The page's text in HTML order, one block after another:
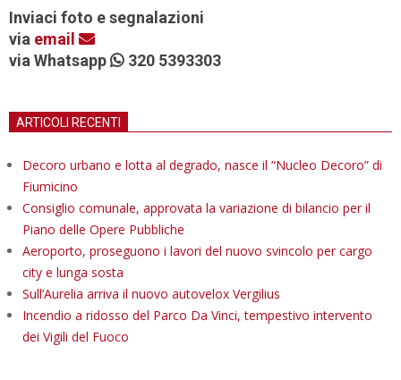
Inviaci foto e segnalazioni
via email
via Whatsapp
320 5393303
ARTICOLI RECENTI
Decoro urbano e lotta al degrado, nasce il “Nucleo Decoro” di
Fiumicino
Consiglio comunale, approvata la variazione di bilancio per il
Piano delle Opere Pubbliche
Aeroporto, proseguono i lavori del nuovo svincolo per cargo
city e lunga sosta
Sull’Aurelia arriva il nuovo autovelox Vergilius
Incendio a ridosso del Parco Da Vinci, tempestivo intervento
dei Vigili del Fuoco